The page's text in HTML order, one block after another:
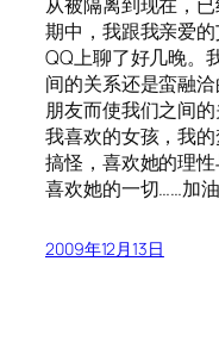
从被隔离到现在，
期中，我跟我亲爱
QQ上聊了好几晚。
间的关系还是蛮融
朋友而使我们之间
我喜欢的女孩，我
搞怪，喜欢她的理
喜欢她的一切……加油
2009年12月13日